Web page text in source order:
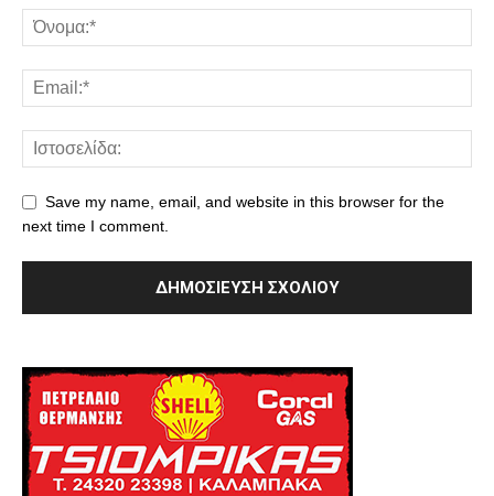
Save my name, email, and website in this browser for the
next time I comment.